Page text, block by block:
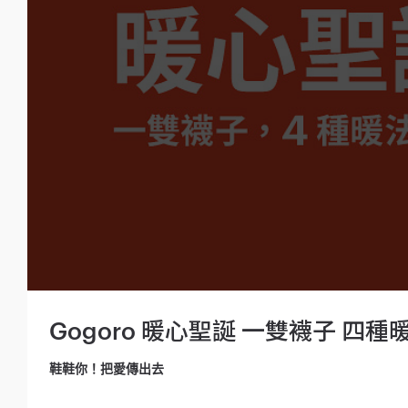
Gogoro 暖心聖誕 一雙襪子 四種
鞋鞋你！把愛傳出去